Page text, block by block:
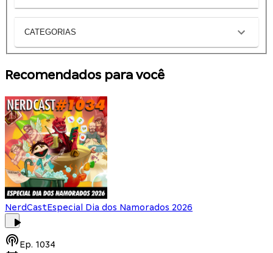
CATEGORIAS
Recomendados para você
NerdCastEspecial Dia dos Namorados 2026
Ep. 1034